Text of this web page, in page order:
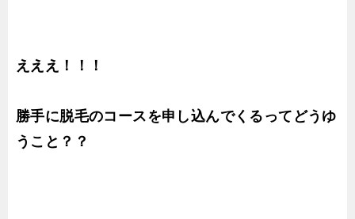
えええ！！！
勝手に脱毛のコースを申し込んでくるってどうゆ
うこと？？